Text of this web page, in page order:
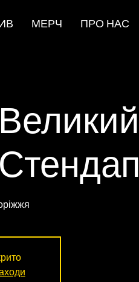
МЕРЧ ПРО НАС